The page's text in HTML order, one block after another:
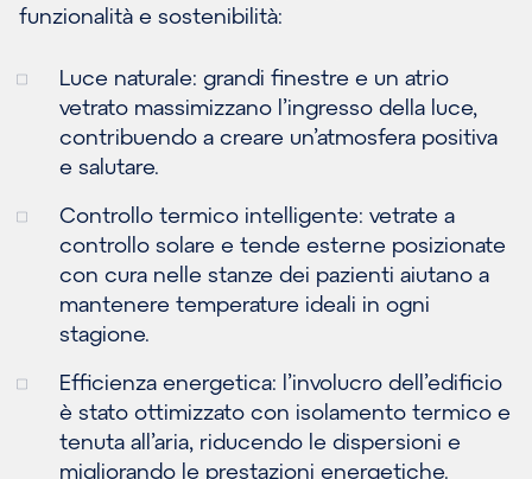
funzionalità e sostenibilità:
Luce naturale: grandi finestre e un atrio
vetrato massimizzano l’ingresso della luce,
contribuendo a creare un’atmosfera positiva
e salutare.
Controllo termico intelligente: vetrate a
controllo solare e tende esterne posizionate
con cura nelle stanze dei pazienti aiutano a
mantenere temperature ideali in ogni
stagione.
Efficienza energetica: l’involucro dell’edificio
è stato ottimizzato con isolamento termico e
tenuta all’aria, riducendo le dispersioni e
migliorando le prestazioni energetiche.